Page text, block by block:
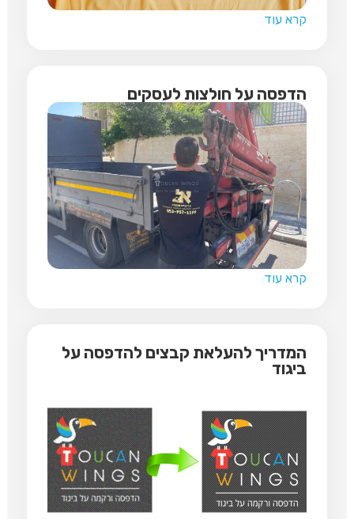
קרא עוד
הדפסה על חולצות לעסקים
קרא עוד
המדריך להעלאת קבצים להדפסה על
ביגוד